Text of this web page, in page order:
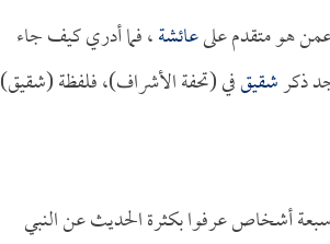
هو متقدم علىعائشة، فما أدري كيف جاء
ذكرشقيقفي (تحفة الأشراف)، فلفظة (شقيق)
أشخاص عرفوا بكثرة الحديث عن النبي